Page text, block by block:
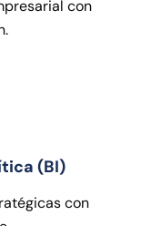
con
(BI)
con